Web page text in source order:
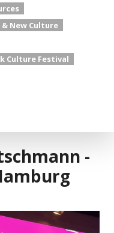
New Culture
Culture Festival
-